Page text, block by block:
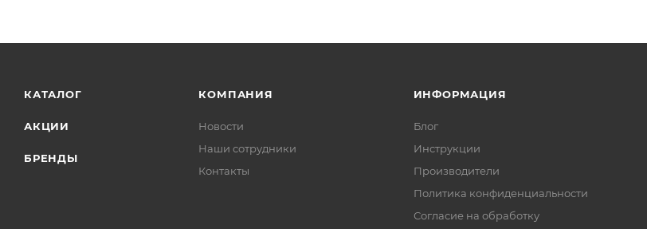
КАТАЛОГ
АКЦИИ
БРЕНДЫ
КОМПАНИЯ
Новости
Наши сотрудники
Контакты
ИНФОРМАЦИЯ
Блог
Инструкции
Производители
Политика конфиденциальности
Согласие на обработку